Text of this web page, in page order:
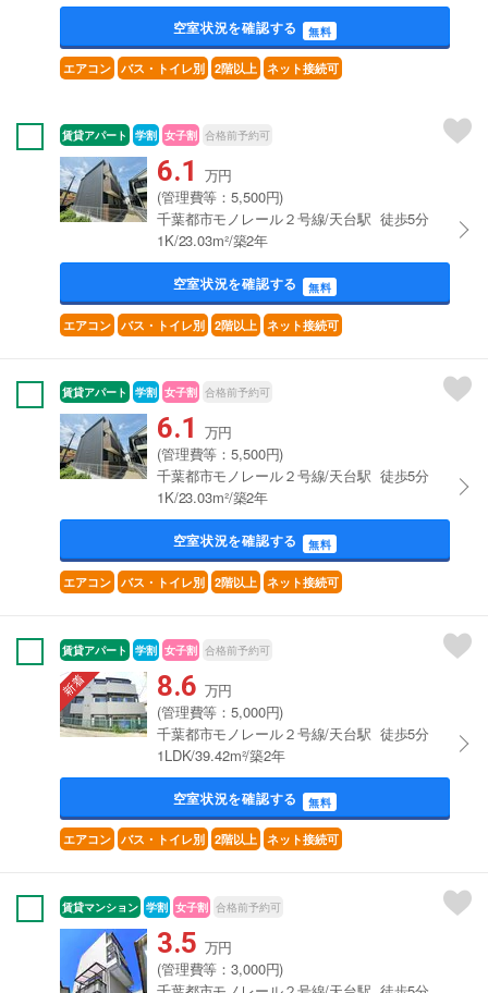
空室状況を確認する 無料
エアコン バス・トイレ別 2階以上 ネット接続可
賃貸アパート 学割 女子割 合格前予約可
6.1 万円
(管理費等：5,500円)
千葉都市モノレール２号線/天台駅 徒歩5分
1K/23.03m²/築2年
空室状況を確認する 無料
エアコン バス・トイレ別 2階以上 ネット接続可
賃貸アパート 学割 女子割 合格前予約可
6.1 万円
(管理費等：5,500円)
千葉都市モノレール２号線/天台駅 徒歩5分
1K/23.03m²/築2年
空室状況を確認する 無料
エアコン バス・トイレ別 2階以上 ネット接続可
賃貸アパート 学割 女子割 合格前予約可
8.6 万円
(管理費等：5,000円)
千葉都市モノレール２号線/天台駅 徒歩5分
1LDK/39.42m²/築2年
空室状況を確認する 無料
エアコン バス・トイレ別 2階以上 ネット接続可
賃貸マンション 学割 女子割 合格前予約可
3.5 万円
(管理費等：3,000円)